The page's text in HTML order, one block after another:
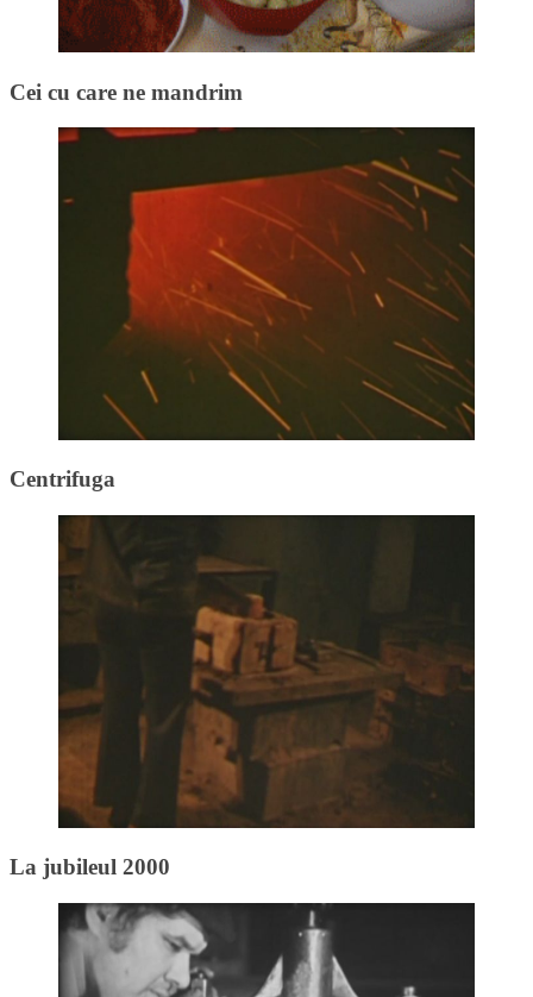
Cei cu care ne mandrim
Centrifuga
La jubileul 2000